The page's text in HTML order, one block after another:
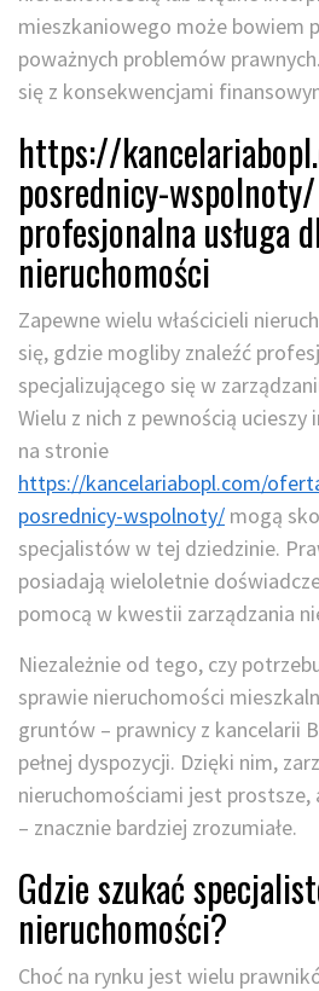
mieszkaniowego może bowiem
poważnych problemów
się z konsekwencjami
https://
posrednicy-
profesjonalna usługa
nieruchomości
Zapewne wielu właścicieli
się, gdzie mogliby znaleźć
specjalizującego się w
Wielu z nich z pewnością
na stronie
https://kancelariabopl.com/
posrednicy-wspolnoty/ mogą
specjalistów w tej dziedzinie.
posiadają wieloletnie
pomocą w kwestii zarządzania
Niezależnie od tego, czy
sprawie nieruchomości
gruntów – prawnicy z kancelarii
pełnej dyspozycji. Dzięki nim,
nieruchomościami jest
– znacznie bardziej zrozumiałe.
Gdzie szukać
nieruchomości?
Choć na rynku jest wielu